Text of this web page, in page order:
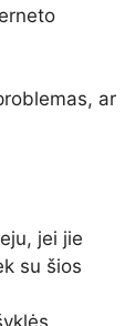
ar
jei jie
su šios